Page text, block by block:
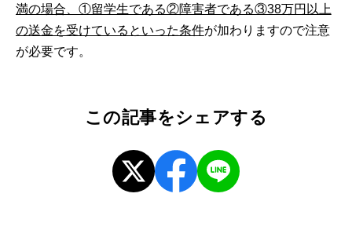
満の場合、①留学生である②障害者である③38万円以上
の送金を受けているといった条件が加わりますので注意
が必要です。
この記事をシェアする